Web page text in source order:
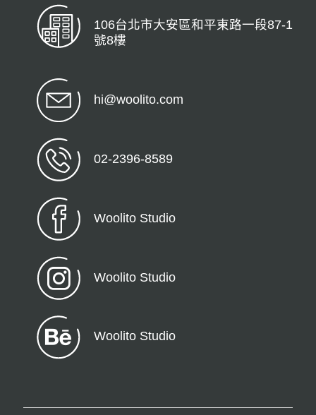
106台北市大安區和平東路一段87-1
號8樓
hi@woolito.com
02-2396-8589
Woolito Studio
Woolito Studio
Woolito Studio